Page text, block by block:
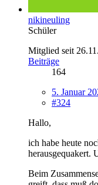
nikineuling
Schüler
Mitglied seit
Beiträge
164
5. Januar
#324
Hallo,
ich habe heute
herausgequakert.
Beim